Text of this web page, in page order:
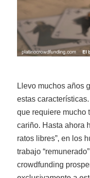
Llevo muchos años
estas
que requiere mucho
cariño. Hasta ahora
ratos libres”, en los
trabajo
crowdfunding